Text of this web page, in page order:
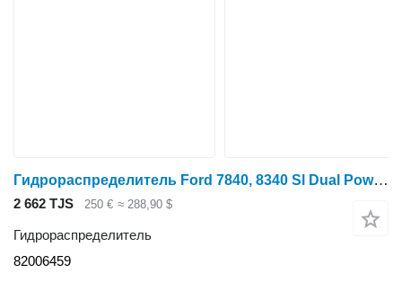
Гидрораспределитель Ford 7840, 8340 Sl Dual Power 24x24 Transmission Control Valve 820064 82006459 для трактора колесного
2 662 TJS 250 € ≈ 288,90 $
Гидрораспределитель
82006459